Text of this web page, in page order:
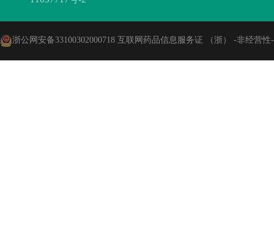
浙公网安备33100302000718 互联网药品信息服务证 （浙） -非经营性-